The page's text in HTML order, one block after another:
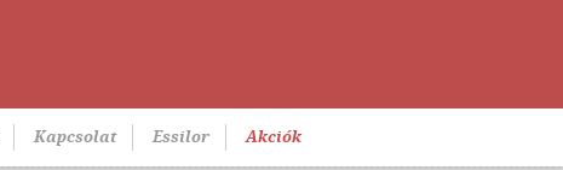
Kapcsolat Essilor Akciók